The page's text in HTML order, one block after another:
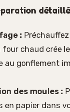
:
four chaud crée
au gonflement
des moules :
en papier dans